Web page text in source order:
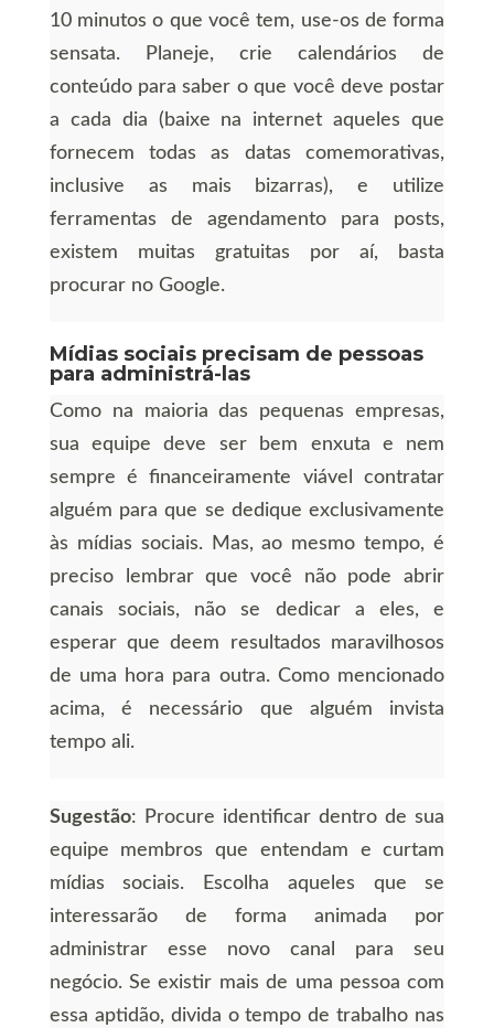
10 minutos o que você tem, use-os de forma
sensata. Planeje, crie calendários de
conteúdo para saber o que você deve postar
a cada dia (baixe na internet aqueles que
fornecem todas as datas comemorativas,
inclusive as mais bizarras), e utilize
ferramentas de agendamento para posts,
existem muitas gratuitas por aí, basta
procurar no Google.
Mídias sociais precisam de pessoas
para administrá-las
Como na maioria das pequenas empresas,
sua equipe deve ser bem enxuta e nem
sempre é financeiramente viável contratar
alguém para que se dedique exclusivamente
às mídias sociais. Mas, ao mesmo tempo, é
preciso lembrar que você não pode abrir
canais sociais, não se dedicar a eles, e
esperar que deem resultados maravilhosos
de uma hora para outra. Como mencionado
acima, é necessário que alguém invista
tempo ali.
Sugestão: Procure identificar dentro de sua
equipe membros que entendam e curtam
mídias sociais. Escolha aqueles que se
interessarão de forma animada por
administrar esse novo canal para seu
negócio. Se existir mais de uma pessoa com
essa aptidão, divida o tempo de trabalho nas